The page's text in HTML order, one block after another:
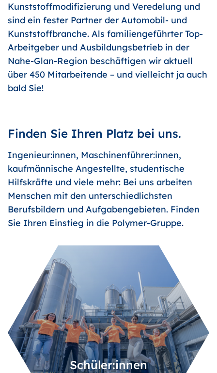
Kunststoffmodifizierung und Veredelung und
sind ein fester Partner der Automobil- und
Kunststoffbranche. Als familiengeführter Top-
Arbeitgeber und Ausbildungsbetrieb in der
Nahe-Glan-Region beschäftigen wir aktuell
über 450 Mitarbeitende – und vielleicht ja auch
bald Sie!
Finden Sie Ihren Platz bei uns.
Ingenieur:innen, Maschinenführer:innen,
kaufmännische Angestellte, studentische
Hilfskräfte und viele mehr: Bei uns arbeiten
Menschen mit den unterschiedlichsten
Berufsbildern und Aufgabengebieten. Finden
Sie Ihren Einstieg in die Polymer-Gruppe.
Schüler:innen